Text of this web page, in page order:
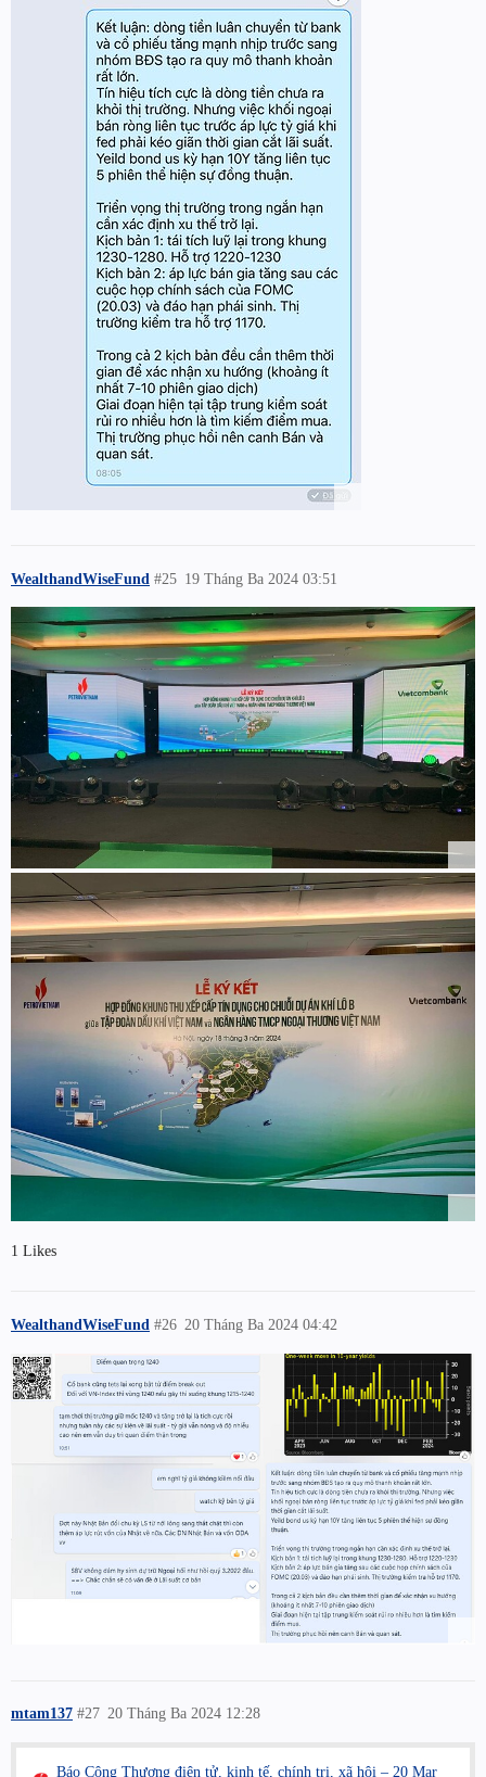
WealthandWiseFund 19 Tháng Ba 2024 03:51
#25
1 Likes
WealthandWiseFund 20 Tháng Ba 2024 04:42
#26
mtam137 20 Tháng Ba 2024 12:28
#27
Báo Công Thương điện tử, kinh tế, chính trị, xã hội – 20 Mar